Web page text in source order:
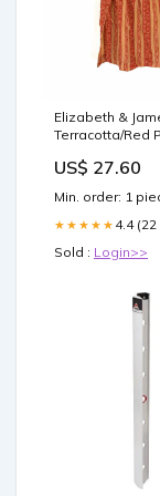
Elizabeth &
Terracotta/Red
US$ 27.60
Min. order: 1
★★★★★ 4.4
Sold : Login>>